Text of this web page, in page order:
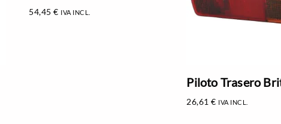
54,45€ IVA INCL.
Piloto Trasero
26,61€ IVA INCL.